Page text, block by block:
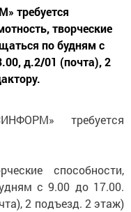
требуется
творческие
по будням с
д.2/01 (почта), 2
требуется
способности,
с 9.00 до 17.00.
2 подъезд. 2 этаж)